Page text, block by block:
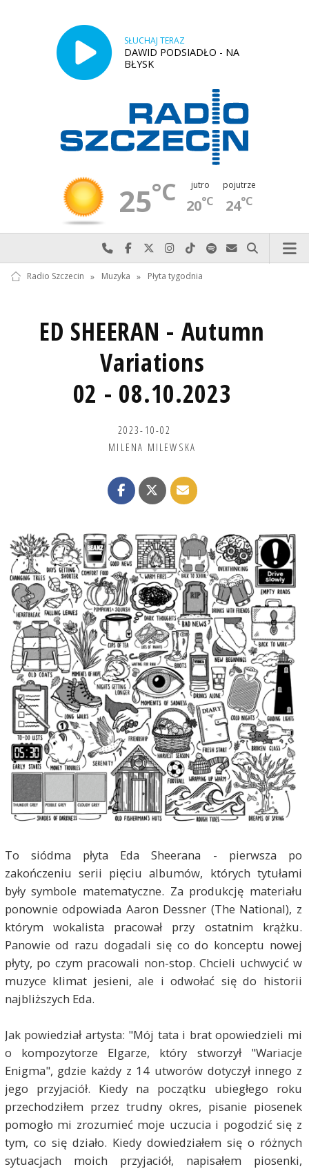
SŁUCHAJ TERAZ
DAWID PODSIADŁO - NA
BŁYSK
25°C jutro
20°C
pojutrze
24°C
Najlepiej po prostu do nas zadzwoń
Odwiedź nas na Facebook-u
Odwiedź nas na X
Odwiedź nas na Instagram-ie
Odwiedź nas na TikTok-u
Szukaj nas na Spotify
Wyślij do nas
Szukaj
Radio Szczecin » Muzyka » Płyta tygodnia
ED SHEERAN - Autumn
Variations
02 - 08.10.2023
2023-10-02
MILENA MILEWSKA
To siódma płyta Eda Sheerana - pierwsza po
zakończeniu serii pięciu albumów, których tytułami
były symbole matematyczne. Za produkcję materiału
ponownie odpowiada Aaron Dessner (The National), z
którym wokalista pracował przy ostatnim krążku.
Panowie od razu dogadali się co do konceptu nowej
płyty, po czym pracowali non-stop. Chcieli uchwycić w
muzyce klimat jesieni, ale i odwołać się do historii
najbliższych Eda.
Jak powiedział artysta: "Mój tata i brat opowiedzieli mi
o kompozytorze Elgarze, który stworzył "Wariacje
Enigma", gdzie każdy z 14 utworów dotyczył innego z
jego przyjaciół. Kiedy na początku ubiegłego roku
przechodziłem przez trudny okres, pisanie piosenek
pomogło mi zrozumieć moje uczucia i pogodzić się z
tym, co się działo. Kiedy dowiedziałem się o różnych
sytuacjach moich przyjaciół, napisałem piosenki,